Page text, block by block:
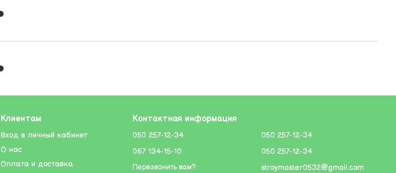
Клиентам
Вход в личный кабинет
О нас
Оплата и доставка
Контактная информация
050 257-12-34
067 134-15-10
Перезвонить вам?
050 257-12-34
050 257-12-34
stroymaster0532@gmail.com